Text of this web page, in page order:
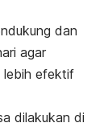
dan
agar
lebih efektif
dilakukan di